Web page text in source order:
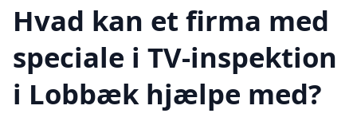
Hvad kan et firma med
speciale i TV-inspektion
i Lobbæk hjælpe med?